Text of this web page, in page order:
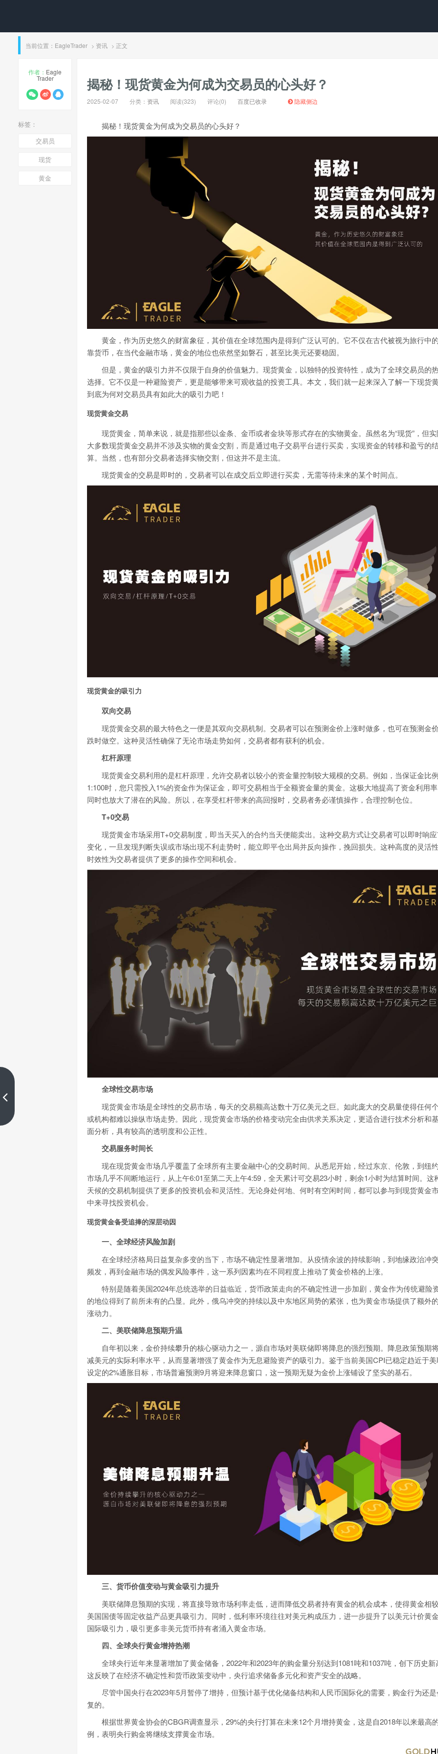
为何交易价格可能超出预期？
当前位置： EagleTrader > 资讯 > 正文
作者： Eagle
Trader
标签：
交易员
现货
黄金
揭秘！现货黄金为何成为交易员的心头好？
2025-02-07 分类： 资讯 阅读(323) 评论(0) 百度已收录 隐藏侧边
揭秘！现货黄金为何成为交易员的心头好？
黄金，作为历史悠久的财富象征，其价值在全球范围内是得到广泛认可的。它不仅在古代被视为旅行中
靠货币，在当代金融市场，黄金的地位也依然坚如磐石，甚至比美元还要稳固。
但是，黄金的吸引力并不仅限于自身的价值魅力。现货黄金，以独特的投资特性，成为了全球交易员的
选择。它不仅是一种避险资产，更是能够带来可观收益的投资工具。本文，我们就一起来深入了解一下现货
到底为何对交易员具有如此大的吸引力吧！
现货黄金交易
现货黄金，简单来说，就是指那些以金条、金币或者金块等形式存在的实物黄金。虽然名为“现货”，但
大多数现货黄金交易并不涉及实物的黄金交割，而是通过电子交易平台进行买卖，实现资金的转移和盈亏的
算。当然，也有部分交易者选择实物交割，但这并不是主流。
现货黄金的交易是即时的，交易者可以在成交后立即进行买卖，无需等待未来的某个时间点。
现货黄金的吸引力
双向交易
现货黄金交易的最大特色之一便是其双向交易机制。交易者可以在预测金价上涨时做多，也可在预测金
跌时做空。这种灵活性确保了无论市场走势如何，交易者都有获利的机会。
杠杆原理
现货黄金交易利用的是杠杆原理，允许交易者以较小的资金量控制较大规模的交易。例如，当保证金比
1:100时，您只需投入1%的资金作为保证金，即可交易相当于全额资金量的黄金。这极大地提高了资金利用
同时也放大了潜在的风险。所以，在享受杠杆带来的高回报时，交易者务必谨慎操作，合理控制仓位。
T+0交易
现货黄金市场采用T+0交易制度，即当天买入的合约当天便能卖出。这种交易方式让交易者可以即时响
变化，一旦发现判断失误或市场出现不利走势时，能立即平仓出局并反向操作，挽回损失。这种高度的灵活
时效性为交易者提供了更多的操作空间和机会。
全球性交易市场
现货黄金市场是全球性的交易市场，每天的交易额高达数十万亿美元之巨。如此庞大的交易量使得任何
或机构都难以操纵市场走势。因此，现货黄金市场的价格变动完全由供求关系决定，更适合进行技术分析和
面分析，具有较高的透明度和公正性。
交易服务时间长
现在现货黄金市场几乎覆盖了全球所有主要金融中心的交易时间。从悉尼开始，经过东京、伦敦，到纽
市场几乎不间断地运行，从上午6:01至第二天上午4:59，全天累计可交易23小时，剩余1小时为结算时间。这
天候的交易机制提供了更多的投资机会和灵活性。无论身处何地、何时有空闲时间，都可以参与到现货黄金
中来寻找投资机会。
现货黄金备受追捧的深层动因
一、全球经济风险加剧
在全球经济格局日益复杂多变的当下，市场不确定性显著增加。从疫情余波的持续影响，到地缘政治冲
频发，再到金融市场的偶发风险事件，这一系列因素均在不同程度上推动了黄金价格的上涨。
特别是随着美国2024年总统选举的日益临近，货币政策走向的不确定性进一步加剧，黄金作为传统避险
的地位得到了前所未有的凸显。此外，俄乌冲突的持续以及中东地区局势的紧张，也为黄金市场提供了额外
涨动力。
二、美联储降息预期升温
自年初以来，金价持续攀升的核心驱动力之一，源自市场对美联储即将降息的强烈预期。降息政策预期
减美元的实际利率水平，从而显著增强了黄金作为无息避险资产的吸引力。鉴于当前美国CPI已稳定趋近于
设定的2%通胀目标，市场普遍预测9月将迎来降息窗口，这一预期无疑为金价上涨铺设了坚实的基石。
三、货币价值变动与黄金吸引力提升
美联储降息预期的实现，将直接导致市场利率走低，进而降低交易者持有黄金的机会成本，使得黄金相
美国国债等固定收益产品更具吸引力。同时，低利率环境往往对美元构成压力，进一步提升了以美元计价黄
国际吸引力，吸引更多非美元货币持有者涌入黄金市场。
四、全球央行黄金增持热潮
全球央行近年来显著增加了黄金储备，2022年和2023年的购金量分别达到1081吨和1037吨，创下历史新
这反映了在经济不确定性和货币政策变动中，央行追求储备多元化和资产安全的战略。
尽管中国央行在2023年5月暂停了增持，但预计基于优化储备结构和人民币国际化的需要，购金行为还
复的。
根据世界黄金协会的CBGR调查显示，29%的央行打算在未来12个月增持黄金，这是自2018年以来最高
例，表明央行购金将继续支撑黄金市场。